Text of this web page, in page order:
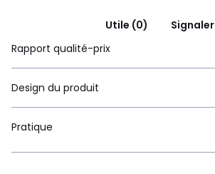
Utile (0)
Signaler
Rapport qualité-prix
Design du produit
Pratique